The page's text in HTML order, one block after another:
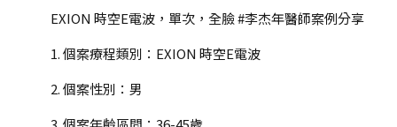
EXION 時空E電波，單次，全臉 #李杰年醫師案例分享
1. 個案療程類別：EXION 時空E電波
2. 個案性別：男